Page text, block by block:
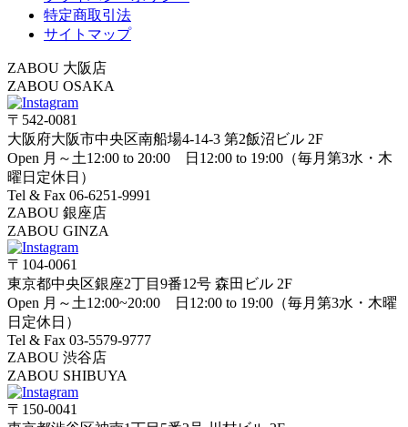
特定商取引法
サイトマップ
ZABOU 大阪店
ZABOU OSAKA
〒542-0081
大阪府大阪市中央区南船場4-14-3 第2飯沼ビル 2F
Open 月～土12:00 to 20:00 日12:00 to 19:00（毎月第3水・木
曜日定休日）
Tel & Fax 06-6251-9991
ZABOU 銀座店
ZABOU GINZA
〒104-0061
東京都中央区銀座2丁目9番12号 森田ビル 2F
Open 月～土12:00~20:00 日12:00 to 19:00（毎月第3水・木曜
日定休日）
Tel & Fax 03-5579-9777
ZABOU 渋谷店
ZABOU SHIBUYA
〒150-0041